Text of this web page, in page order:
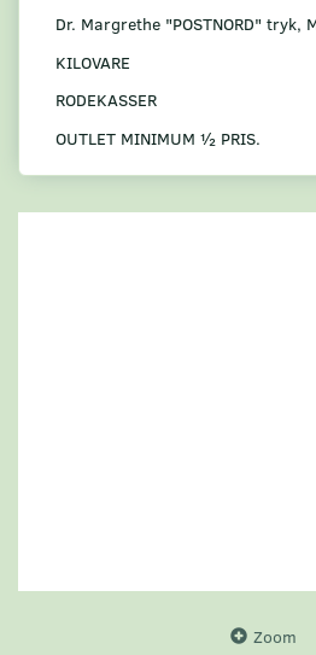
Dr. Margrethe "POSTNORD" tryk,
KILOVARE
RODEKASSER
OUTLET MINIMUM ½ PRIS.
Zoom